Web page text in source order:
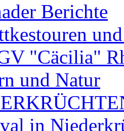
Berichte
"Cäcilia"
und Natur
in